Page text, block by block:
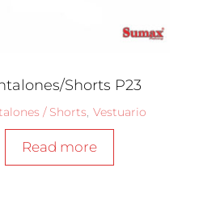
Shorts P23
/ Shorts Vestuario
Read more